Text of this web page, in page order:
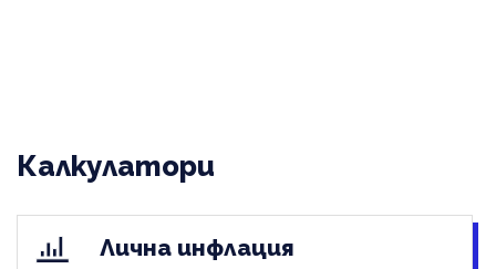
Калкулатори
Лична инфлация